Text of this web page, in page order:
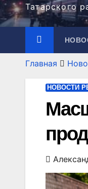
Татарского
Главная
НОВОСТИ